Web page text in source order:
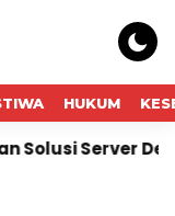
HUKUM
Dell Enterprise